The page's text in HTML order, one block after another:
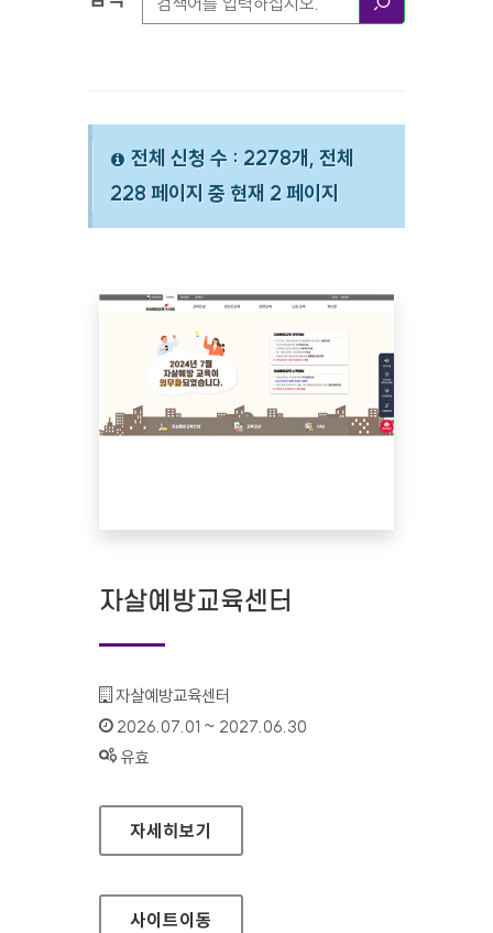
전체 신청 수 : 2278개, 전체
228 페이지 중 현재 2 페이지
자살예방교육센터
기관명 :
자살예방교육센터
인증기간 :
2026.07.01 ~ 2027.06.30
상태 :
유효
자살예방교육센터
자세히보기
사이트이동